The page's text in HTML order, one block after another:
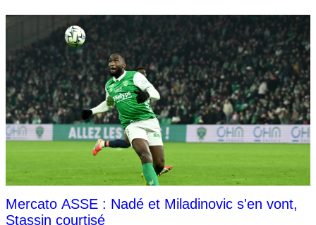
Mercato ASSE : Nadé et Miladinovic s'en vont,
Stassin courtisé